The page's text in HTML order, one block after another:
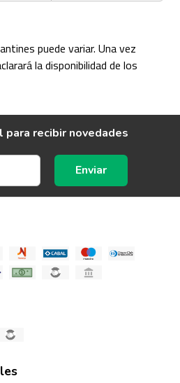
puede variar. Una vez
la disponibilidad de los
para recibir novedades
Enviar